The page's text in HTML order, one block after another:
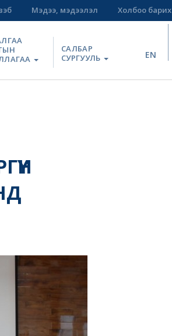
Мэдээ, мэдээлэл Холбоо барих
САЛБАР
СУРГУУЛЬ
EN